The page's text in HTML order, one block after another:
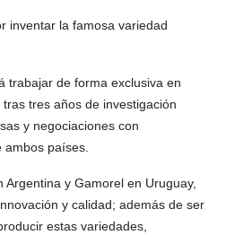
inventar la famosa variedad
trabajar de forma exclusiva en
tres años de investigación
y negociaciones con
países.
y Gamorel en Uruguay,
y calidad; además de ser
estas variedades,